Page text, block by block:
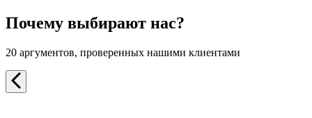
Почему выбирают нас?
20 аргументов, проверенных нашими клиентами